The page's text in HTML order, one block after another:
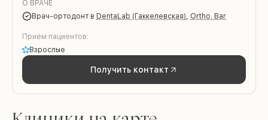
О ВРАЧЕ
врач-ортодонт в DentaLab (Гаккелевская), Ortho. Bar
Приём пациентов:
Взрослые
Получить контакт